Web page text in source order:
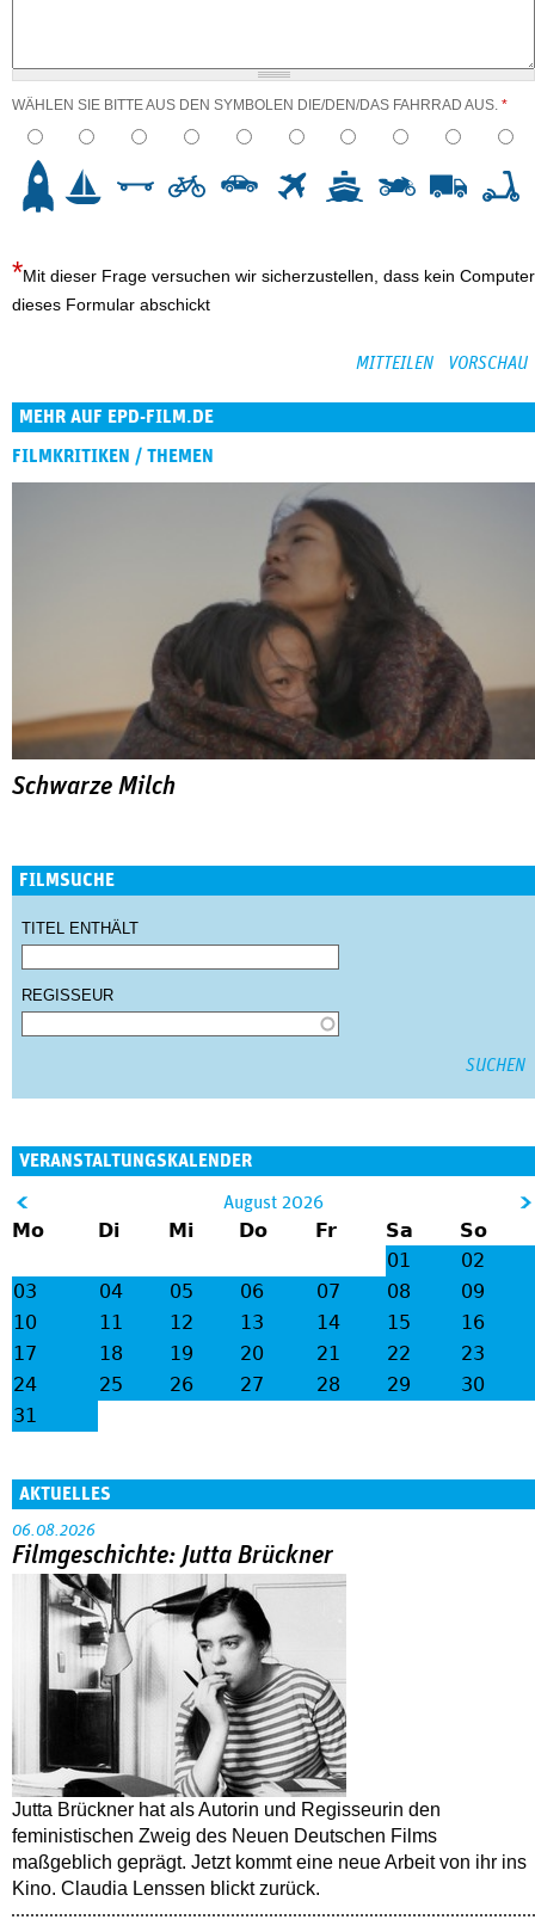
WÄHLEN SIE BITTE AUS DEN SYMBOLEN DIE/DEN/DAS FAHRRAD AUS. *
Mit dieser Frage versuchen wir sicherzustellen, dass kein Computer
dieses Formular abschickt
MEHR AUF EPD-FILM.DE
FILMKRITIKEN / THEMEN
Schwarze Milch
FILMSUCHE
TITEL ENTHÄLT
REGISSEUR
VERANSTALTUNGSKALENDER
lt;
August 2026
Mo Di Mi Do Fr Sa
So
01
02
03
04 05 06 07 08
09
10
11 12 13 14 15
16
17
18 19 20 21 22
23
24
25 26 27 28 29
30
31
AKTUELLES
06.08.2026
Filmgeschichte: Jutta Brückner
Jutta Brückner hat als Autorin und Regisseurin den
feministischen Zweig des Neuen Deutschen Films
maßgeblich geprägt. Jetzt kommt eine neue Arbeit von ihr ins
Kino. Claudia Lenssen blickt zurück.